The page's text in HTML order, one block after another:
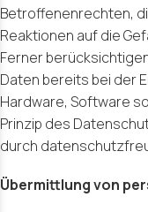
Betroffenenrechten,
Reaktionen auf die
Ferner
Daten bereits bei der
Hardware, Software
Prinzip des
durch
Übermittlung von